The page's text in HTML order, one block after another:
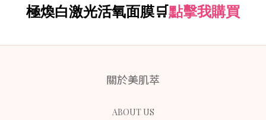
極煥白激光活氧面膜🛒點擊我購買
關於美肌萃
ABOUT US